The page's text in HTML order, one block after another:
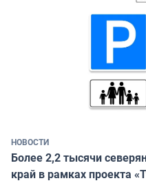
НОВОСТИ
Более 2,2 тысячи
край в рамках проекта